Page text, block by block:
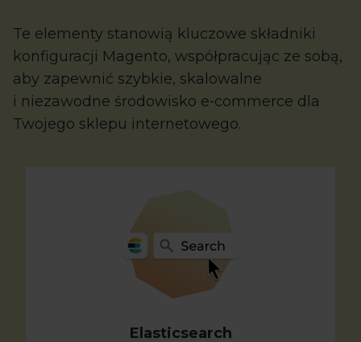
Te elementy stanowią kluczowe składniki
konfiguracji Magento, współpracując ze sobą,
aby zapewnić szybkie, skalowalne
i niezawodne środowisko e‑commerce dla
Twojego sklepu internetowego.
Elasticsearch